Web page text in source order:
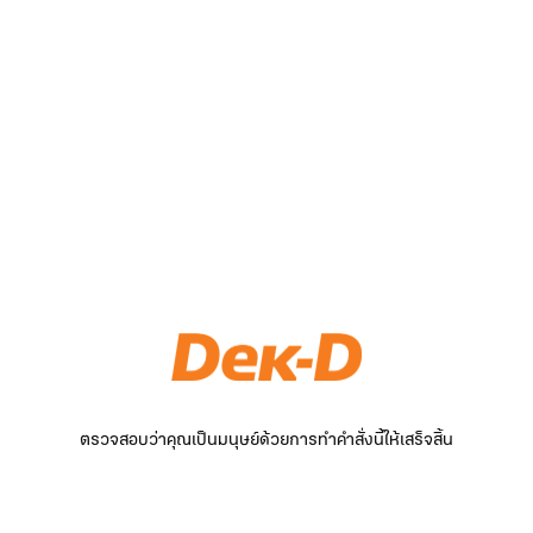
ตรวจสอบว่าคุณเป็นมนุษย์ด้วยการทำคำสั่งนี้ให้เสร็จสิ้น